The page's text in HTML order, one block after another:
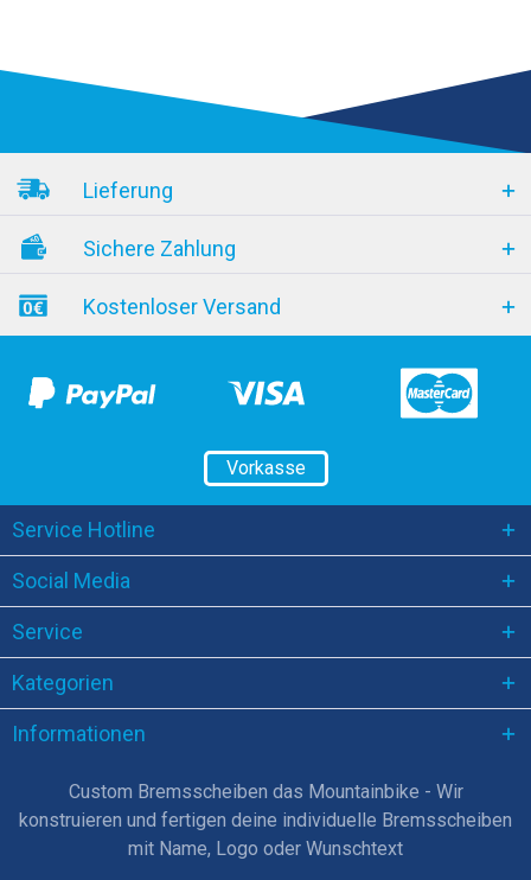
Lieferung
Sichere Zahlung
Kostenloser Versand
Vorkasse
Service Hotline
Social Media
Service
Kategorien
Informationen
Custom Bremsscheiben das Mountainbike - Wir
konstruieren und fertigen deine individuelle Bremsscheiben
mit Name, Logo oder Wunschtext